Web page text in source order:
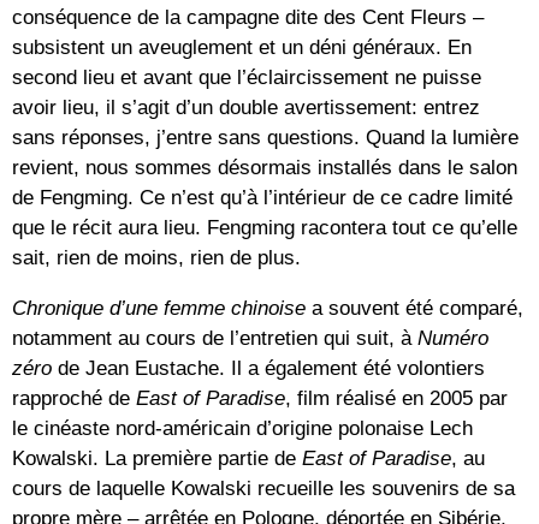
conséquence de la campagne dite des Cent Fleurs –
subsistent un aveuglement et un déni généraux. En
second lieu et avant que l’éclaircissement ne puisse
avoir lieu, il s’agit d’un double avertissement: entrez
sans réponses, j’entre sans questions. Quand la lumière
revient, nous sommes désormais installés dans le salon
de Fengming. Ce n’est qu’à l’intérieur de ce cadre limité
que le récit aura lieu. Fengming racontera tout ce qu’elle
sait, rien de moins, rien de plus.
Chronique d’une femme chinoise a souvent été comparé,
notamment au cours de l’entretien qui suit, à Numéro
zéro de Jean Eustache. Il a également été volontiers
rapproché de East of Paradise, film réalisé en 2005 par
le cinéaste nord-américain d’origine polonaise Lech
Kowalski. La première partie de East of Paradise, au
cours de laquelle Kowalski recueille les souvenirs de sa
propre mère – arrêtée en Pologne, déportée en Sibérie,